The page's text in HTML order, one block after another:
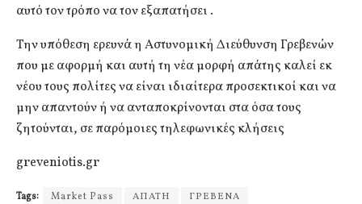
αυτό τον τρόπο να τον εξαπατήσει .
Την υπόθεση ερευνά η Αστυνομική Διεύθυνση Γρεβενών
που με αφορμή και αυτή τη νέα μορφή απάτης καλεί εκ
νέου τους πολίτες να είναι ιδιαίτερα προσεκτικοί και να
μην απαντούν ή να ανταποκρίνονται στα όσα τους
ζητούνται, σε παρόμοιες τηλεφωνικές κλήσεις
greveniotis.gr
Tags: Market Pass ΑΠΑΤΗ ΓΡΕΒΕΝΑ